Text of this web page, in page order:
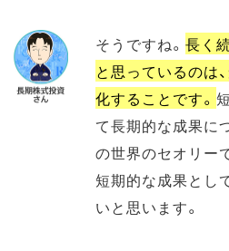
そうですね。 長く
と思っているのは
化することです。
て長期的な成果に
の世界のセオリー
短期的な成果とし
いと思います。